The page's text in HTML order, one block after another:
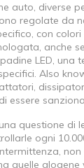
auto, diverse
regolate da
con
anche
LED, una
. Also
essere
questione di
ogni
quelle